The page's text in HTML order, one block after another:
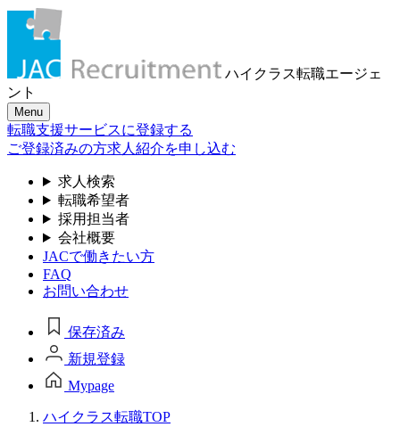
ハイクラス転職エージェ
ント
Menu
転職支援サービスに登録する
ご登録済みの方求人紹介を申し込む
求人検索
転職希望者
採用担当者
会社概要
JACで働きたい方
FAQ
お問い合わせ
保存済み
新規登録
Mypage
ハイクラス転職TOP